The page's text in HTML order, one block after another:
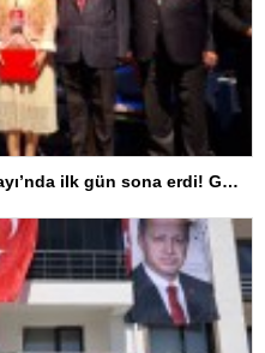
TİGAD 13. Dijital Medya Çalıştayı’nda ilk gün sona erdi! Gazeteciliğin dijital dönüşümü Iğdır’da ele alındı